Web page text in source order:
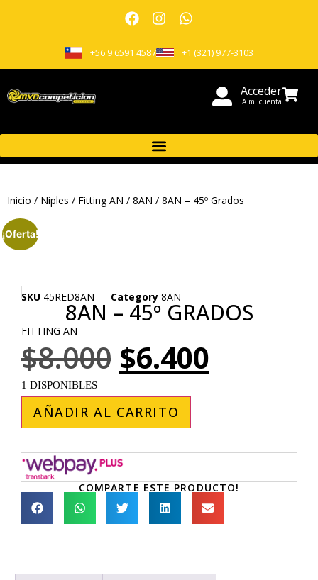
+56 9 6591 4587 +1 (321) 977-3103
Acceder
A mi cuenta
Inicio / Niples / Fitting AN / 8AN / 8AN – 45º Grados
¡Oferta!
SKU 45RED8AN Category 8AN
8AN – 45º GRADOS
FITTING AN
$8.000 $6.400
1 DISPONIBLES
AÑADIR AL CARRITO
COMPARTE ESTE PRODUCTO!